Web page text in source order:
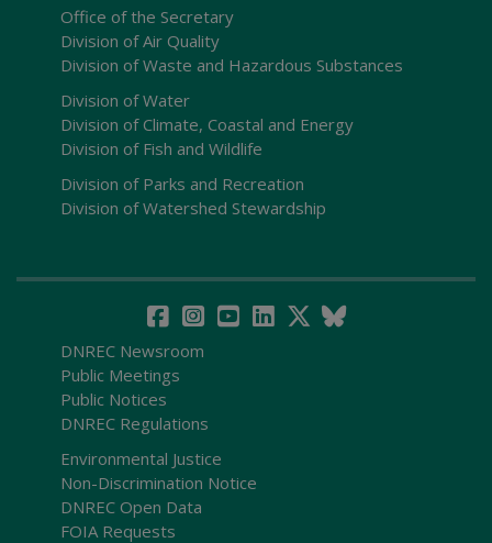
Office of the Secretary
Division of Air Quality
Division of Waste and Hazardous Substances
Division of Water
Division of Climate, Coastal and Energy
Division of Fish and Wildlife
Division of Parks and Recreation
Division of Watershed Stewardship
DNREC Newsroom
Public Meetings
Public Notices
DNREC Regulations
Environmental Justice
Non-Discrimination Notice
DNREC Open Data
FOIA Requests